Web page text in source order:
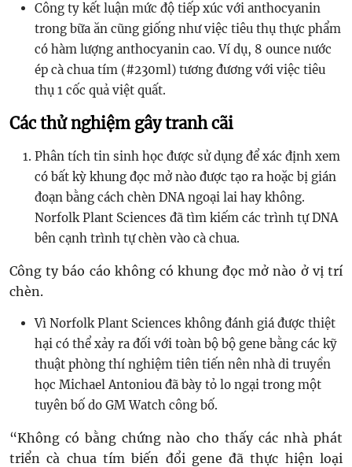
Công ty kết luận mức độ tiếp xúc với anthocyanin
trong bữa ăn cũng giống như việc tiêu thụ thực phẩm
có hàm lượng anthocyanin cao. Ví dụ, 8 ounce nước
ép cà chua tím (#230ml) tương đương với việc tiêu
thụ 1 cốc quả việt quất.
Các thử nghiệm gây tranh cãi
Phân tích tin sinh học được sử dụng để xác định xem
có bất kỳ khung đọc mở nào được tạo ra hoặc bị gián
đoạn bằng cách chèn DNA ngoại lai hay không.
Norfolk Plant Sciences đã tìm kiếm các trình tự DNA
bên cạnh trình tự chèn vào cà chua.
Công ty báo cáo không có khung đọc mở nào ở vị trí
chèn.
Vì Norfolk Plant Sciences không đánh giá được thiệt
hại có thể xảy ra đối với toàn bộ bộ gene bằng các kỹ
thuật phòng thí nghiệm tiên tiến nên nhà di truyền
học Michael Antoniou đã bày tỏ lo ngại trong một
tuyên bố do GM Watch công bố.
“Không có bằng chứng nào cho thấy các nhà phát
triển cà chua tím biến đổi gene đã thực hiện loại